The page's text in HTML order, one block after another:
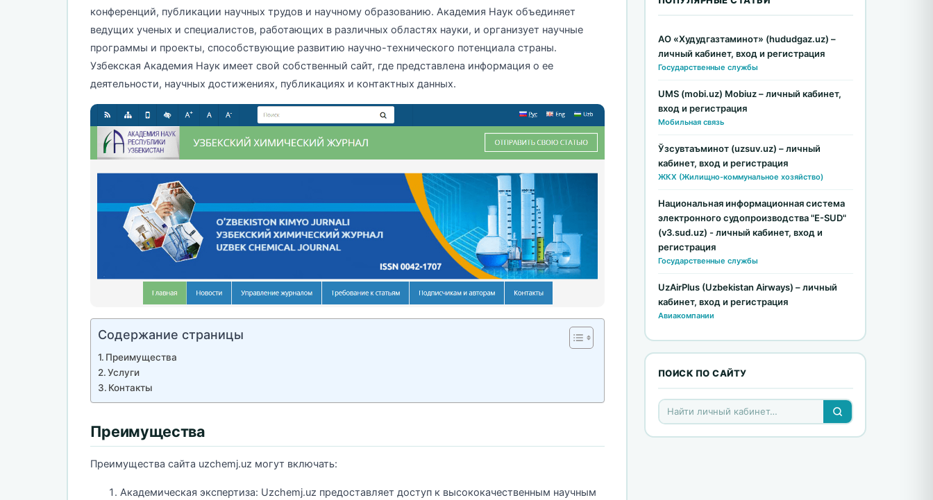
конференций, публикации научных трудов и научному образованию. Академия Наук объединяет
ведущих ученых и специалистов, работающих в различных областях науки, и организует научные
программы и проекты, способствующие развитию научно-технического потенциала страны.
Узбекская Академия Наук имеет свой собственный сайт, где представлена информация о ее
деятельности, научных достижениях, публикациях и контактных данных.
Содержание страницы
Преимущества
Услуги
Контакты
Преимущества
Преимущества сайта uzchemj.uz могут включать:
Академическая экспертиза: Uzchemj.uz предоставляет доступ к высококачественным научным
АО «Худудгазтаминот» (hududgaz.uz) –
личный кабинет, вход и регистрация
Государственные службы
UMS (mobi.uz) Mobiuz – личный кабинет,
вход и регистрация
Мобильная связь
Ўзсувтаъминот (uzsuv.uz) – личный
кабинет, вход и регистрация
ЖКХ (Жилищно-коммунальное хозяйство)
Национальная информационная система
электронного судопроизводства "E-SUD"
(v3.sud.uz) - личный кабинет, вход и
регистрация
Государственные службы
UzAirPlus (Uzbekistan Airways) – личный
кабинет, вход и регистрация
Авиакомпании
ПОИСК ПО САЙТУ